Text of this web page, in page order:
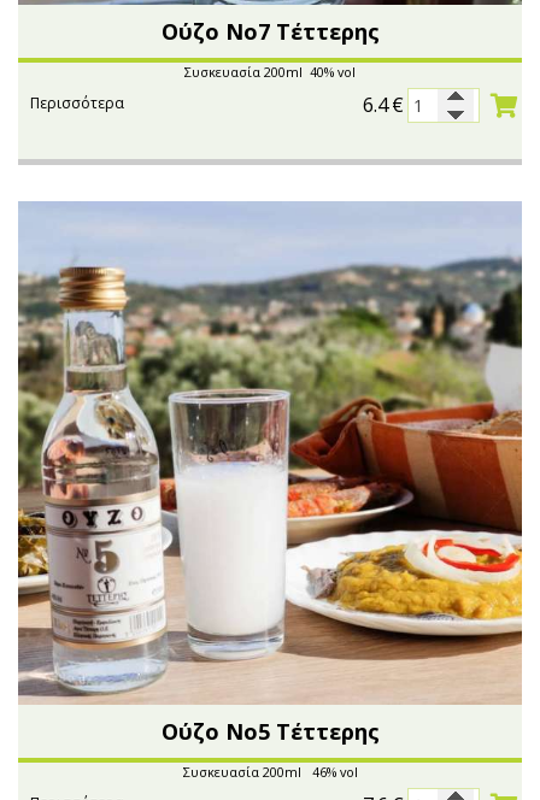
Ούζο Νο7 Τέττερης
Συσκευασία 200ml 40% vol
6.4€
Περισσότερα
Oύζο Νο5 Τέττερης
Συσκευασία 200ml 46% vol